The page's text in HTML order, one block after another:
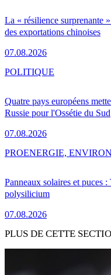
La « résilience surprenante
des exportations chinoises
07.08.2026
Quatre pays européens
Russie pour l'Ossétie du Sud
07.08.2026
POLITIQUE
Panneaux solaires et puces
polysilicium
07.08.2026
PROENERGIE,
PLUS DE CETTE